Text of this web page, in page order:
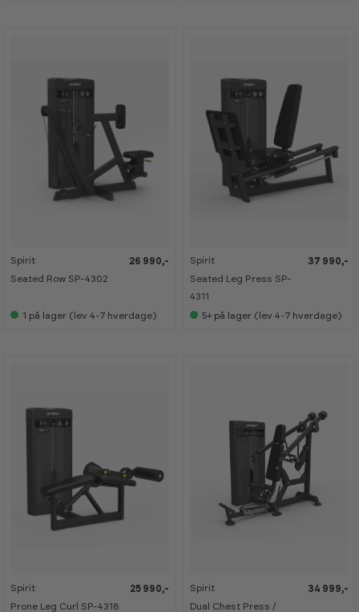
Spirit
Seated Row SP-4302
26 990,-
1 på lager (lev 4-7 hverdage)
Spirit
Seated Leg Press SP-
4311
37 990,-
5+ på lager (lev 4-7 hverdage)
Spirit
Prone Leg Curl SP-4318
25 990,-
Spirit
Dual Chest Press /
34 999,-